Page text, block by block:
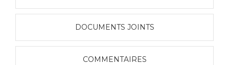
DOCUMENTS JOINTS
COMMENTAIRES